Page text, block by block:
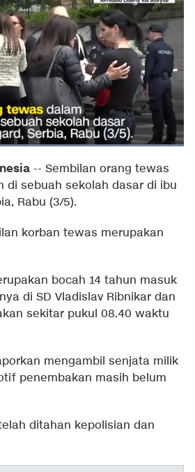
-- Sembilan orang tewas
di sebuah sekolah dasar di ibu
Rabu (3/5).
korban tewas merupakan
bocah 14 tahun masuk
di SD Vladislav Ribnikar dan
sekitar pukul 08.40 waktu
mengambil senjata milik
penembakan masih belum
ditahan kepolisian dan